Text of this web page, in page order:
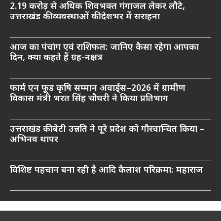
2.19 करोड़ से अधिक शिवभक्त गंगाजल लेकर लौटे,
उत्तराखंड की व्यवस्थाओं की देशभर में सराहना
आज का पंचांग एवं राशिफल: जानिए कैसा रहेगा आपका
दिन, क्या कहते हैं ग्रह-नक्षत्र
फार्म एन फूड कृषि सम्मान अवार्ड्स–2026 में ग्रामीण
विकास मंत्री भरत सिंह चौधरी ने किया प्रतिभाग
उत्तराखंड की बेटी उन्नति ने पूरे प्रदेश को गौरवान्वित किया –
अभिनव थापर
विशिष्ट पहचान बना रही है आदि कैलाश परिक्रमा: महाराज